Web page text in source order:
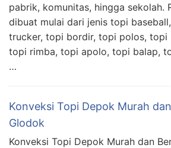
pabrik, komunitas, hingga sekolah.
dibuat mulai dari jenis topi
trucker, topi bordir, topi polos, topi
topi rimba, topi apolo, topi balap,
…
Konveksi Topi Depok Murah
Glodok
Konveksi Topi Depok Murah dan